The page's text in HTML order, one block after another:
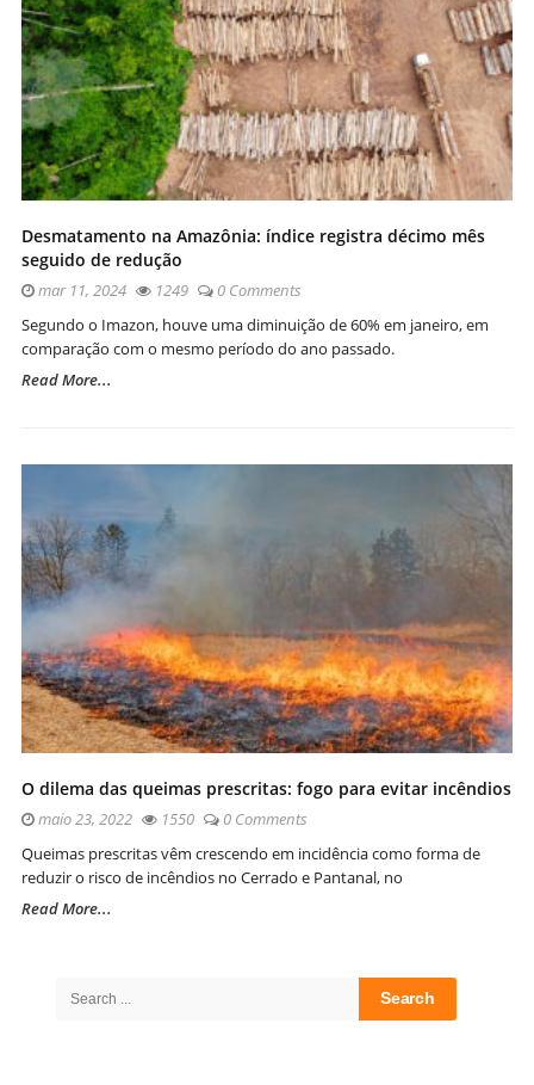
Desmatamento na Amazônia: índice registra décimo mês
seguido de redução
mar 11, 2024 1249
0 Comments
Segundo o Imazon, houve uma diminuição de 60% em janeiro, em
comparação com o mesmo período do ano passado.
Read More...
O dilema das queimas prescritas: fogo para evitar incêndios
maio 23, 2022 1550
0 Comments
Queimas prescritas vêm crescendo em incidência como forma de
reduzir o risco de incêndios no Cerrado e Pantanal, no
Read More...
Search